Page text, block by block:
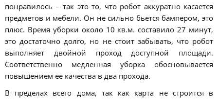
понравилось – так это то, что робот аккуратно касается
предметов и мебели. Он не сильно бьется бампером, это
плюс. Время уборки около 10 кв.м. составило 27 минут,
это достаточно долго, но не стоит забывать, что робот
выполняет двойной проход доступной площади.
Соответственно медленная уборка обосновывается
повышением ее качества в два прохода.
В пределах всего дома, так как карта не строится в